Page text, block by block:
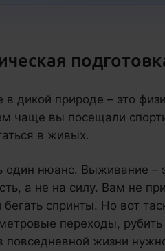
дикой природе – это
чаще вы посещали
в живых.
один нюанс. Выживание –
а не на силу. Вам не
бегать спринты. Но вот
переходы,
повседневной жизни